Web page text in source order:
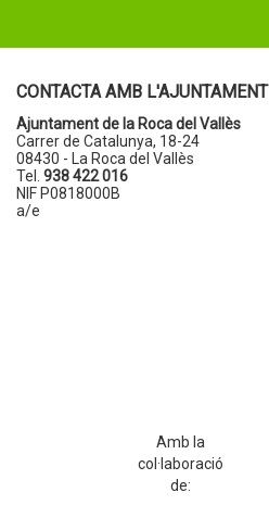
CONTACTA AMB L'AJUNTAMENT
Ajuntament de la Roca del Vallès
Carrer de Catalunya, 18-24
08430 - La Roca del Vallès
Tel. 938 422 016
NIF P0818000B
a/e
Amb la
col·laboració
de: